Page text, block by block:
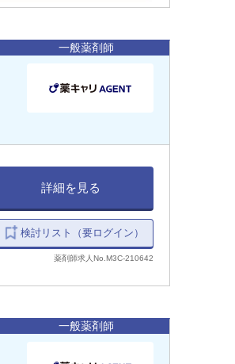
一般薬剤師
詳細を見る
検討リスト（要ログイン）
薬剤師求人No.M3C-210642
一般薬剤師